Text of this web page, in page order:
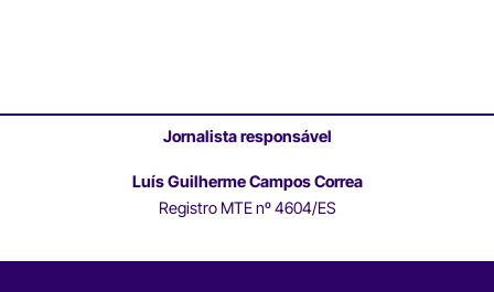
Jornalista responsável
Luís Guilherme Campos Correa
Registro MTE nº 4604/ES